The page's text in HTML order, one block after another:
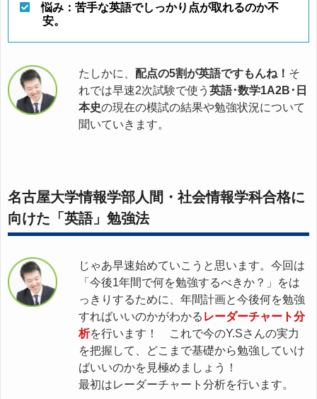
悩み：苦手な英語でしっかり点が取れるのか不
安。
たしかに、 配点の5割が英語ですもんね！ そ
れでは早速2次試験で使う 英語･数学1A2B･日
本史の現在の模試の結果や勉強状況について
聞いていきます。
名古屋大学情報学部人間・社会情報学科合格に
向けた「英語」勉強法
じゃあ早速始めていこうと思います。今回は
「今後1年間で何を勉強するべきか？」をは
っきりするために、年間計画と今後何を勉強
すればいいのかがわかる レーダーチャート分
析を行います！ これで今のY.Sさんの実力
を把握して、どこまで基礎から勉強していけ
ばいいのかを見極めましょう！
最初はレーダーチャート分析を行います。